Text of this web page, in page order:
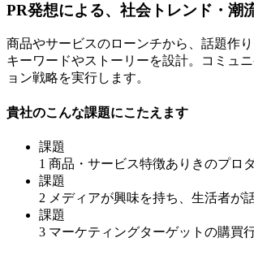
PR発想による、社会トレンド・潮
商品やサービスのローンチから、話題作
キーワードやストーリーを設計。コミュ
ョン戦略を実行します。
貴社のこんな課題にこたえます
課題
1 商品・サービス特徴ありきのプロ
課題
2 メディアが興味を持ち、生活者が
課題
3 マーケティングターゲットの購買